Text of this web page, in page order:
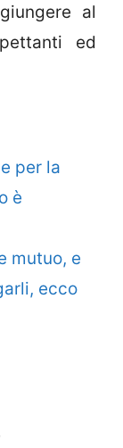
al
ed
per la
è
mutuo, e
ecco